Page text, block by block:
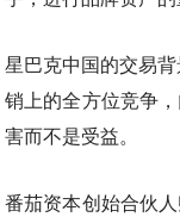
星巴克中国的交易
销上的全方位竞争
害而不是受益。
番茄资本创始合伙